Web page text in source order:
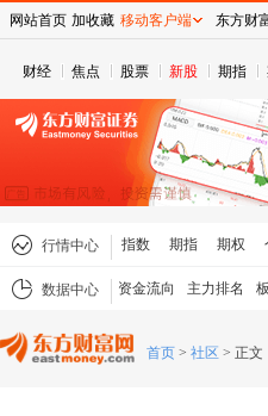
财经 焦点 股票 新股 期指
行情中心 指数 期指 期权
数据中心 资金流向 主力排名
首页 > 社区 > 正文
网站首页 加收藏 移动客户端 东方财